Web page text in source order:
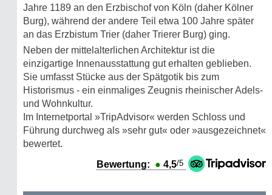
Jahre 1189 an den Erzbischof von Köln (daher Kölner
Burg), während der andere Teil etwa 100 Jahre später
an das Erzbistum Trier (daher Trierer Burg) ging.
Neben der mittelalterlichen Architektur ist die
einzigartige Innenausstattung gut erhalten geblieben.
Sie umfasst Stücke aus der Spätgotik bis zum
Historismus - ein einmaliges Zeugnis rheinischer Adels-
und Wohnkultur.
Im Internetportal »TripAdvisor« werden Schloss und
Führung durchweg als »sehr gut« oder »ausgezeichnet«
bewertet.
Bewertung: ● 4,5/5